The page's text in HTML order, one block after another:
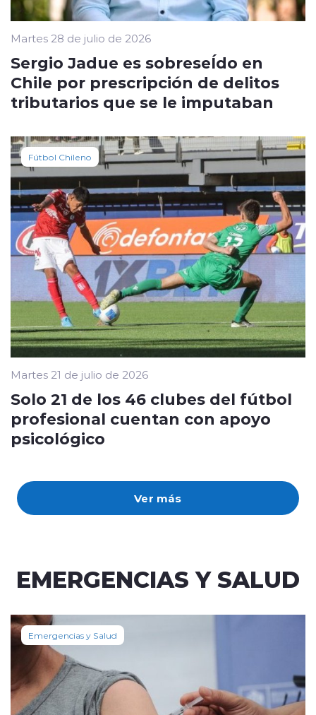
Ver más
Martes 28 de julio de 2026
Sergio Jadue es sobreseÍdo en
Chile por prescripción de delitos
tributarios que se le imputaban
Fútbol Chileno
Martes 21 de julio de 2026
Solo 21 de los 46 clubes del fútbol
profesional cuentan con apoyo
psicológico
EMERGENCIAS Y SALUD
Emergencias y Salud